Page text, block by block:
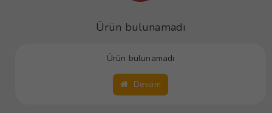
Ürün bulunamadı
Ürün bulunamadı
Devam